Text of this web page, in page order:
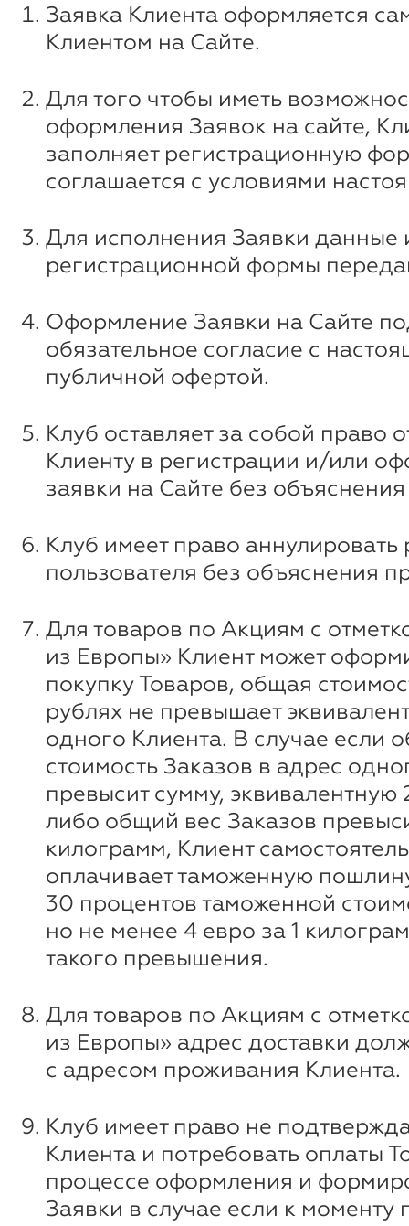
Заявка Клиента оформляется
Клиентом на Сайте.
Для того чтобы иметь
оформления Заявок на сайте,
заполняет регистрационную
соглашается с условиями
Для исполнения Заявки данные
регистрационной формы
Оформление Заявки на Сайте
обязательное согласие с
публичной офертой.
Клуб оставляет за собой право
Клиенту в регистрации и/или
заявки на Сайте без
Клуб имеет право аннулировать
пользователя без объяснения
Для товаров по Акциям с
из Европы» Клиент может
покупку Товаров, общая
рублях не превышает
одного Клиента. В случае если
стоимость Заказов в адрес
превысит сумму, эквивалентную
либо общий вес Заказов
килограмм, Клиент
оплачивает таможенную
30 процентов таможенной
но не менее 4 евро за 1
такого превышения.
Для товаров по Акциям с
из Европы» адрес доставки
с адресом проживания Клиента.
Клуб имеет право не
Клиента и потребовать оплаты
процессе оформления и
Заявки в случае если к моменту